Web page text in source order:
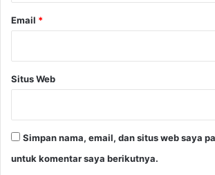
Email *
Situs Web
Simpan nama, email, dan situs web saya
untuk komentar saya berikutnya.